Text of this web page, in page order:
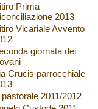
Prima
2013
Vicariale Avvento
giornata dei
Crucis parrocchiale
2011/2012